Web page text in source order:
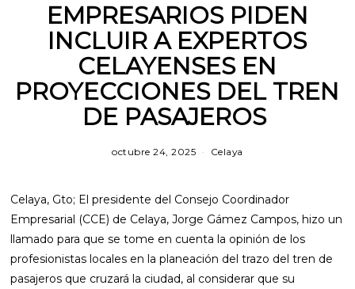
EMPRESARIOS PIDEN
INCLUIR A EXPERTOS
CELAYENSES EN
PROYECCIONES DEL TREN
DE PASAJEROS
octubre 24, 2025 m
o
1
,
0
2
Celaya
Celaya, Gto; El presidente del Consejo Coordinador
Empresarial (CCE) de Celaya, Jorge Gámez Campos, hizo un
llamado para que se tome en cuenta la opinión de los
profesionistas locales en la planeación del trazo del tren de
pasajeros que cruzará la ciudad, al considerar que su